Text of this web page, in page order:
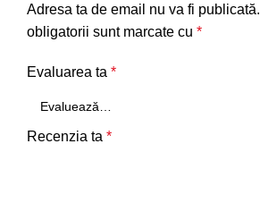
Adresa ta de email nu va fi publicată.
obligatorii sunt marcate cu *
Evaluarea ta *
Recenzia ta *